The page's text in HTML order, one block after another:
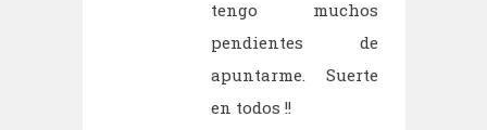
tengo muchos
pendientes de
apuntarme. Suerte
en todos !!